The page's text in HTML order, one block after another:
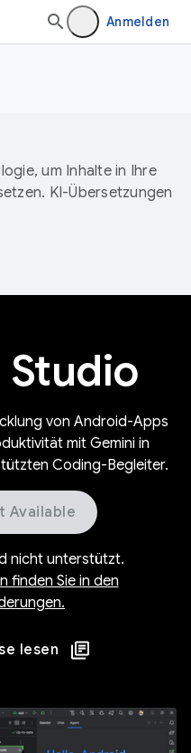
Anmelden
um Inhalte in Ihre
KI-Übersetzungen
von Android-Apps
mit Gemini in
Coding-Begleiter.
Available
nicht unterstützt.
finden Sie in den
lesen